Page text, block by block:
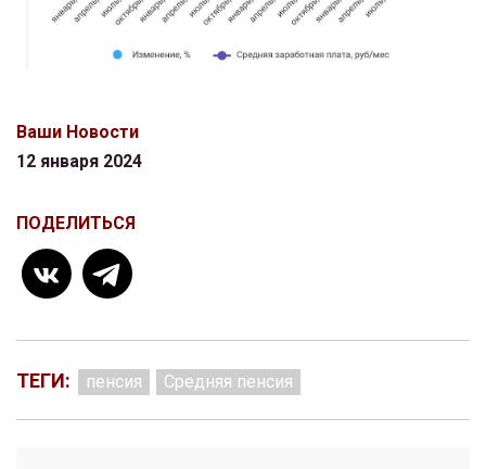
Ваши Новости
12 января 2024
ПОДЕЛИТЬСЯ
ТЕГИ: пенсия Средняя пенсия